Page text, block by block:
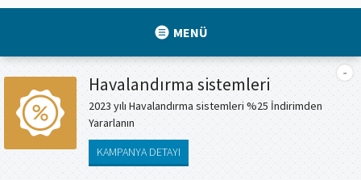
MENÜ
Havalandırma sistemleri
2023 yılı Havalandırma sistemleri %25 İndirimden
Yararlanın
KAMPANYA DETAYI